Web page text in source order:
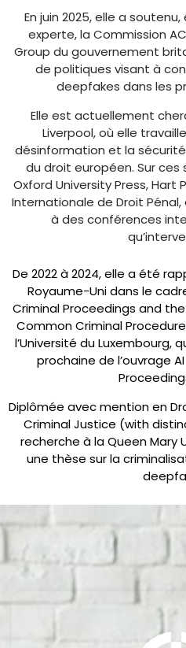
En juin 2025, elle a
experte, la Commission
Group du gouvernement
de politiques visant à
deepfakes dans les
Elle est actuellement
Liverpool, où elle
désinformation et la
du droit européen. Sur ces
Oxford University Press, Hart
Internationale de Droit
à des conférences
De 2022 à 2024, elle a été
Royaume-Uni dans le
Criminal Proceedings and
Common Criminal
l’Université du Luxembourg,
prochaine de l’ouvrage
Diplômée avec mention en
Criminal Justice (with
recherche à la Queen Mary
une thèse sur la